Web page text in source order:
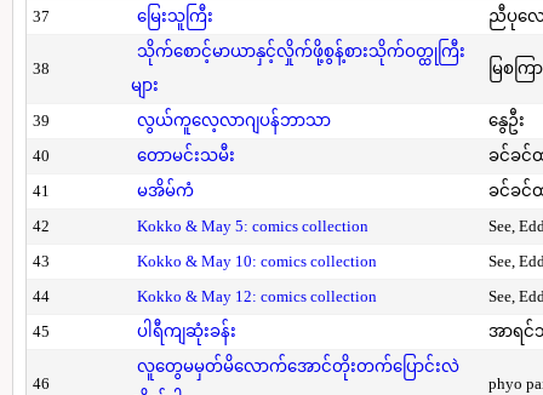
37
မြေးသူကြီး ညီပုလေ
38
သိုက်စောင့်မာယာနှင့်လှိုက်ဖို့စွန့်စားသိုက်ဝတ္ထုကြီး
များ
မြစကြာ
39 လွယ်ကူလေ့လာဂျပန်ဘာသာ
နွေဦး
40
တောမင်းသမီး
ခင်ခင်
41
မအိမ်ကံ
ခင်ခင်
42
Kokko & May 5: comics collection
See,
43
Kokko & May 10: comics collection
See,
44
Kokko & May 12: comics collection
See,
45
ပါရီကျဆုံးခန်း အာရင်
46
လူတွေမမှတ်မိလောက်အောင်တိုးတက်ပြောင်းလဲ
phyo